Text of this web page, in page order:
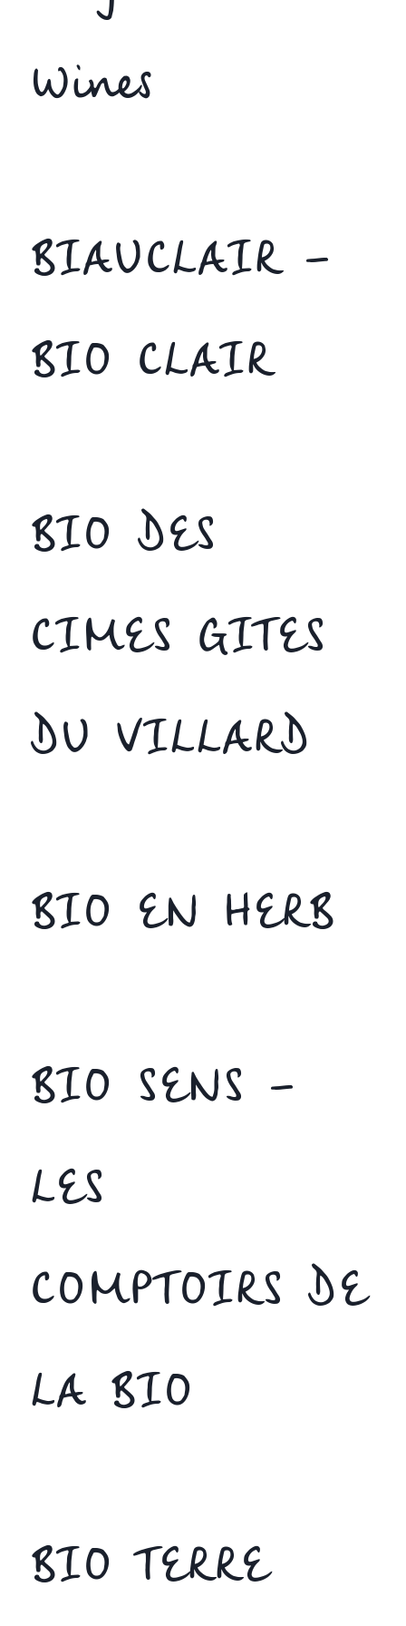
Wines
BIAUCLAIR –
BIO CLAIR
BIO DES
CIMES GITES
DU VILLARD
BIO EN HERB
BIO SENS –
LES
COMPTOIRS DE
LA BIO
BIO TERRE